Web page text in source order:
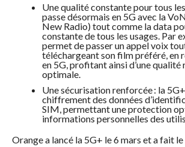
Une qualité constante pour tous
passe désormais en 5G avec la
New Radio) tout comme la data
constante de tous les usages. Par
permet de passer un appel voix
téléchargeant son film préféré, en
en 5G, profitant ainsi d’une qualité
optimale.
Une sécurisation renforcée : la
chiffrement des données
SIM, permettant une protection
informations personnelles des
Orange a lancé la 5G+ le 6 mars et a fait le